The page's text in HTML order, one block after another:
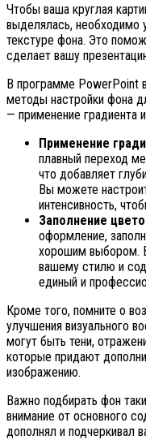
Чтобы ваша круглая
выделялась, необходимо
текстуре фона. Это
сделает вашу
В программе PowerPoint
методы настройки фона
— применение градиента
Применение
плавный переход
что добавляет
Вы можете
интенсивность,
Заполнение
оформление,
хорошим выбором.
вашему стилю и
единый и
Кроме того, помните о
улучшения визуального
могут быть тени,
которые придают
изображению.
Важно подбирать фон
внимание от основного
дополнял и подчеркивал